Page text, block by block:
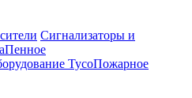
Сигнализаторы и
Пенное
TycoПожарное